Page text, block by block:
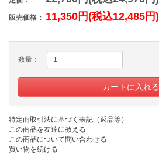
販売価格： 11,350円(税込12,485円)
数量：
特定商取引法に基づく表記（返品等）
この商品を友達に教える
この商品について問い合わせる
買い物を続ける